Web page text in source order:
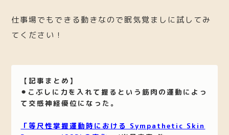
仕事場でもできる動きなので眠気覚ましに試してみ
てください！
【記事まとめ】
⚫︎こぶしに力を入れて握るという筋肉の運動によっ
て交感神経優位になった。
「等尺性掌握運動時における Sympathetic Skin